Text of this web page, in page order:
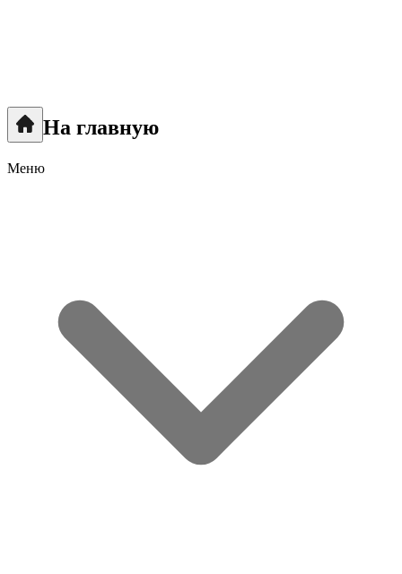
На главную
Меню